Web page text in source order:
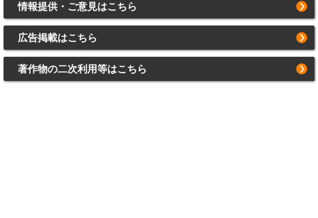
情報提供・ご意見はこちら
広告掲載はこちら
著作物の二次利用等はこちら